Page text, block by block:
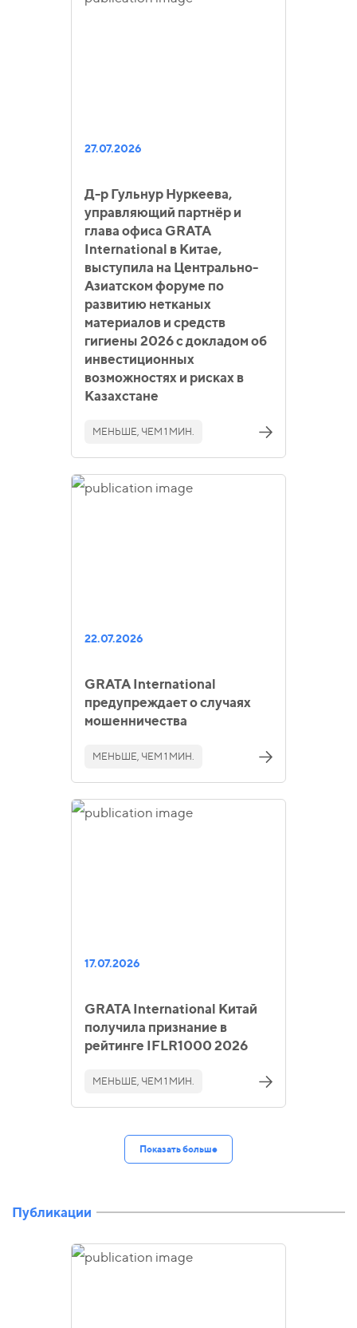
27.07.2026
Д-р Гульнур Нуркеева,
управляющий партнёр и
глава офиса GRATA
International в Китае,
выступила на Центрально-
Азиатском форуме по
развитию нетканых
материалов и средств
гигиены 2026 с докладом об
инвестиционных
возможностях и рисках в
Казахстане
МЕНЬШЕ, ЧЕМ 1 МИН.
22.07.2026
GRATA International
предупреждает о случаях
мошенничества
МЕНЬШЕ, ЧЕМ 1 МИН.
17.07.2026
GRATA International Китай
получила признание в
рейтинге IFLR1000 2026
МЕНЬШЕ, ЧЕМ 1 МИН.
Показать больше
Публикации